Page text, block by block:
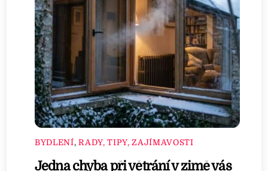
BYDLENÍ,RADY, TIPY, ZAJÍMAVOSTI
Jedna chyba při větrání v zimě vás